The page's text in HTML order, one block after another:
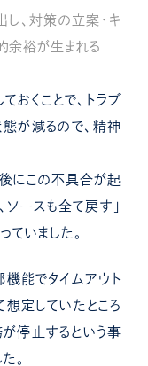
、対策の立案・キ
余裕が生まれる
おくことで、トラブ
が減るので、精神
後にこの不具合が起
ソースも全て戻す」
いました。
機能でタイムアウト
想定していたところ
停止するという事
。